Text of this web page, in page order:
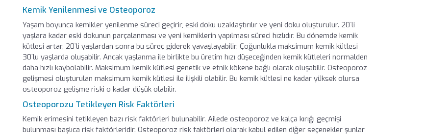
Kemik Yenilenmesi ve Osteoporoz
Yaşam boyunca kemikler yenilenme süreci geçirir, eski doku uzaklaştırılır ve yeni doku oluşturulur. 20`li
yaşlara kadar eski dokunun parçalanması ve yeni kemiklerin yapılması süreci hızlıdır. Bu dönemde kemik
kütlesi artar, 20`li yaşlardan sonra bu süreç giderek yavaşlayabilir. Çoğunlukla maksimum kemik kütlesi
30`lu yaşlarda oluşabilir. Ancak yaşlanma ile birlikte bu üretim hızı düşeceğinden kemik kütleleri normalden
daha hızlı kaybolabilir. Maksimum kemik kütlesi genetik ve etnik kökene bağlı olarak oluşabilir. Osteoporoz
gelişmesi oluşturulan maksimum kemik kütlesi ile ilişkili olabilir. Bu kemik kütlesi ne kadar yüksek olursa
osteoporoz gelişme riski o kadar düşük olabilir.
Osteoporozu Tetikleyen Risk Faktörleri
Kemik erimesini tetikleyen bazı risk faktörleri bulunabilir. Ailede osteoporoz ve kalça kırığı geçmişi
bulunması başlıca risk faktörleridir. Osteoporoz risk faktörleri olarak kabul edilen diğer seçenekler şunlar